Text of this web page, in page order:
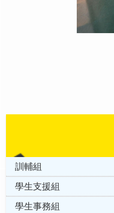
訓輔組
學生支援組
學生事務組